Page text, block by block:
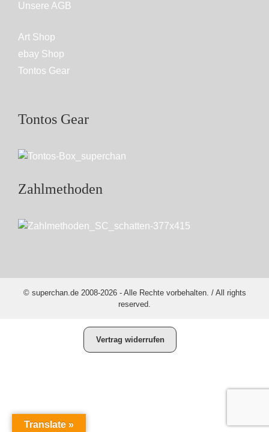
Unsere AGB
Art Shop
ebay Shop
Tontos Gear
Tontos Gear
Zahlmethoden
© superchan.de 2008-2026 - Alle Rechte vorbehalten. / All rights
reserved.
Vertrag widerrufen
Translate »